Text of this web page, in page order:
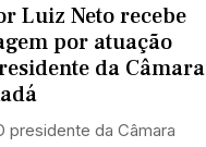
Luiz Neto recebe
por atuação
da Câmara
presidente da Câmara